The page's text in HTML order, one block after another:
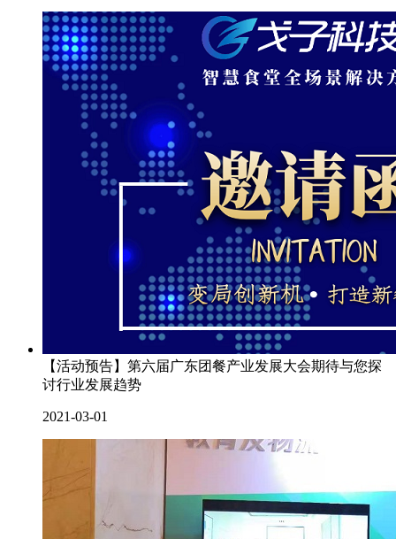
【活动预告】第六届广东团餐产业发展大会期待与您探
讨行业发展趋势
2021-03-01